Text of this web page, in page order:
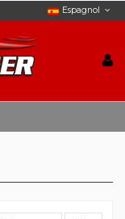
Espagnol